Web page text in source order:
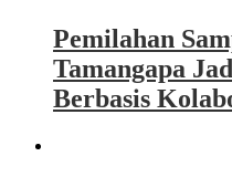
Pemilahan
Tamangapa
Berbasis